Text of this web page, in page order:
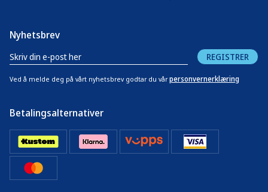
Nyhetsbrev
REGISTRER
Ved å melde deg på vårt nyhetsbrev godtar du vår personvernerklæring
Betalingsalternativer